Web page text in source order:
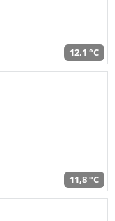
12,1 °C
11,8 °C